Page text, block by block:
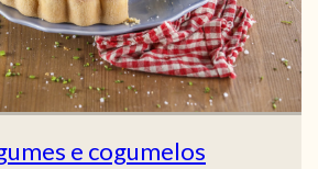
e cogumelos